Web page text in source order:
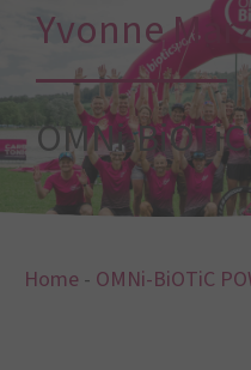
Yvonne
OMNi-
Home - OMNi-BiOTiC